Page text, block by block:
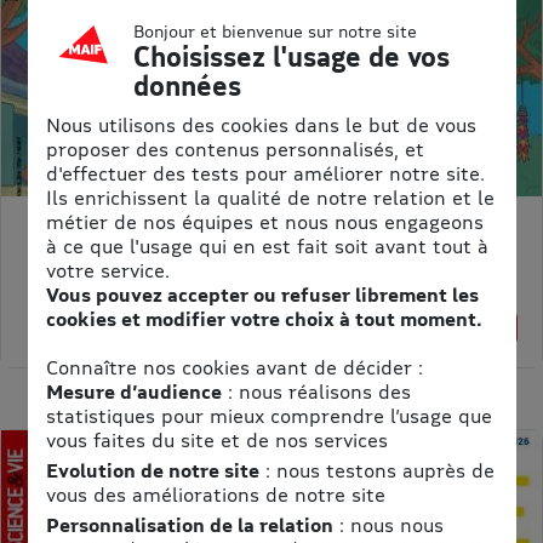
1% de remise
ASTRAPI
Prix kiosque :62,40 €
Meilleur prix :
61,75 €
Bonjour et bienvenue sur notre site
Choisissez l'usage de vos
données
Nous utilisons des cookies dans le but de vous
proposer des contenus personnalisés, et
d'effectuer des tests pour améliorer notre site.
Ils enrichissent la qualité de notre relation et le
métier de nos équipes et nous nous engageons
à ce que l'usage qui en est fait soit avant tout à
votre service.
Vous pouvez accepter ou refuser librement les
cookies et modifier votre choix à tout moment.
Connaître nos cookies avant de décider :
Mesure d’audience: nous réalisons des
statistiques pour mieux comprendre l’usage que
vous faites du site et de nos services
Evolution de notre site: nous testons auprès de
vous des améliorations de notre site
Personnalisation de la relation : nous nous